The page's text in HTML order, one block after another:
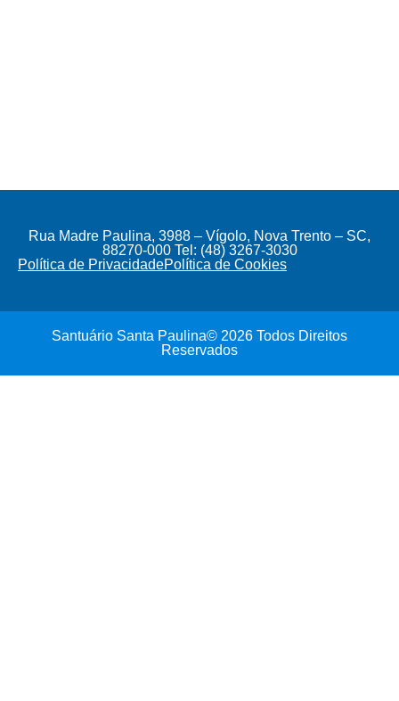
Rua Madre Paulina, 3988 – Vígolo, Nova Trento – SC,
88270-000 Tel: (48) 3267-3030
Política de PrivacidadePolítica de Cookies
Santuário Santa Paulina© 2026 Todos Direitos
Reservados